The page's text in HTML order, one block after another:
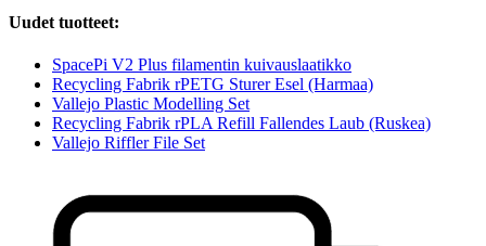
Uudet tuotteet:
SpacePi V2 Plus filamentin kuivauslaatikko
Recycling Fabrik rPETG Sturer Esel (Harmaa)
Vallejo Plastic Modelling Set
Recycling Fabrik rPLA Refill Fallendes Laub (Ruskea)
Vallejo Riffler File Set